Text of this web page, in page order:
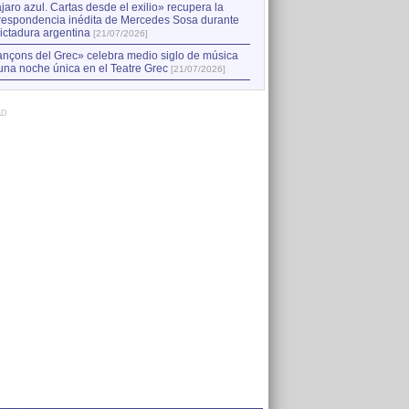
azul. Cartas desde el exilio» recupera la
inédita de Mercedes Sosa durante
argentina [21/07/2026]
del Grec» celebra medio siglo de música
noche única en el Teatre Grec [21/07/2026]